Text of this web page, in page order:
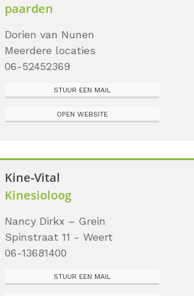
paarden
Dorien van Nunen
Meerdere locaties
06-52452369
STUUR EEN MAIL
OPEN WEBSITE
Kine-Vital
Kinesioloog
Nancy Dirkx – Grein
Spinstraat 11 - Weert
06-13681400
STUUR EEN MAIL